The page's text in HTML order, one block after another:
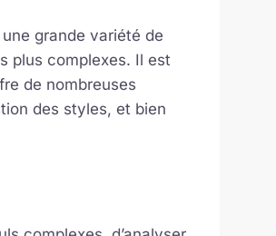
grande variété de
plus complexes. Il est
de nombreuses
des styles, et bien